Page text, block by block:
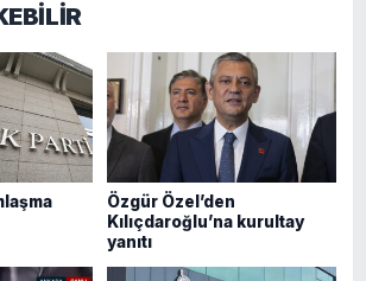
Özgür Özel’den
Kılıçdaroğlu’na kurultay
yanıtı